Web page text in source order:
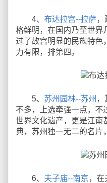
4、 布达拉宫--拉萨，
格鲜明，在国内乃至世界
过了故宫明显的民族特色
力有限，排第四。
5、 苏州园林--苏州 ，
不多，上选牵强一点，不
世界文化遗产，更是江南
典，苏州独一无二的名片
6、 夫子庙--南京，在